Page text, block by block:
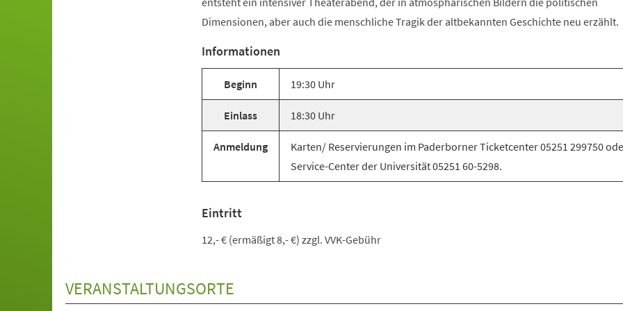
Dimensionen, aber auch die menschliche Tragik der altbekannten Geschichte neu erzählt.
Informationen
Beginn 19:30 Uhr
Einlass 18:30 Uhr
Anmeldung
Karten/ Reservierungen im Paderborner Ticketcenter 05251 299750
Service-Center der Universität 05251 60-5298.
Eintritt
12,- € (ermäßigt 8,- €) zzgl. VVK-Gebühr
VERANSTALTUNGSORTE